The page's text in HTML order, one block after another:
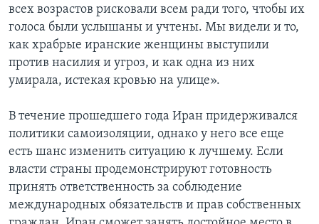
всех возрастов рисковали всем ради того, чтобы их
голоса были услышаны и учтены. Мы видели и то,
как храбрые иранские женщины выступили
против насилия и угроз, и как одна из них
умирала, истекая кровью на улице».
В течение прошедшего года Иран придерживался
политики самоизоляции, однако у него все еще
есть шанс изменить ситуацию к лучшему. Если
власти страны продемонстрируют готовность
принять ответственность за соблюдение
международных обязательств и прав собственных